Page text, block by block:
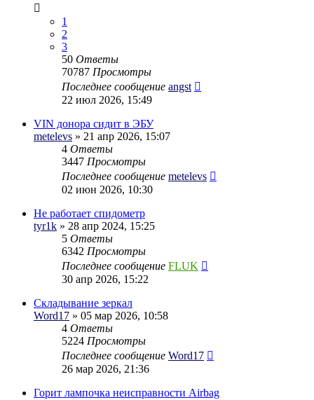
1
2
3
50 Ответы
70787 Просмотры
Последнее сообщение angst
22 июл 2026, 15:49
VIN донора сидит в ЭБУ
metelevs » 21 апр 2026, 15:07
4 Ответы
3447 Просмотры
Последнее сообщение metelevs
02 июн 2026, 10:30
Не работает спидометр
tyr1k » 28 апр 2024, 15:25
5 Ответы
6342 Просмотры
Последнее сообщение FLUK
30 апр 2026, 15:22
Складывание зеркал
Word17 » 05 мар 2026, 10:58
4 Ответы
5224 Просмотры
Последнее сообщение Word17
26 мар 2026, 21:36
Горит лампочка неисправности Airbag